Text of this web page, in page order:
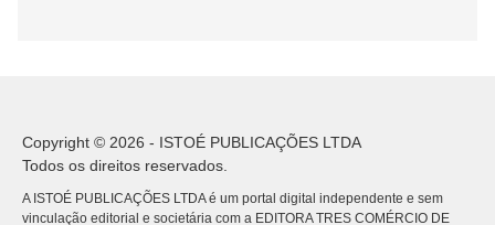
Copyright © 2026 - ISTOÉ PUBLICAÇÕES LTDA
Todos os direitos reservados.
A ISTOÉ PUBLICAÇÕES LTDA é um portal digital independente e sem
vinculação editorial e societária com a EDITORA TRES COMÉRCIO DE